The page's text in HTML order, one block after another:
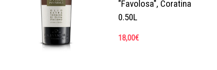
"Favolosa", Coratina
0.50L
18,00€